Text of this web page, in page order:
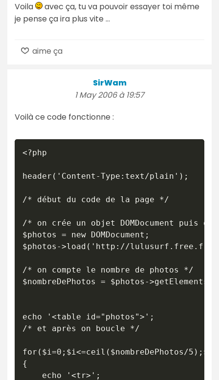
Voila
avec ça, tu va pouvoir essayer toi même
je pense ça ira plus vite ...
aime ça
SirWam
1 May 2006 à 19:57
Voilà ce code fonctionne :
<?php
header('Content-Type:text/plain');
/* début du code de la page */
/* on crée un objet DOMDocument puis
$photos = new DOMDocument;
$photos->load('http://lulusurf.free.fr/
/* on compte le nombre de photos */
$nombreDePhotos = $photos-
echo '<table id="photos">';
/* et après on boucle */
for($i=0;$i<=ceil($nombreDePhotos/
{